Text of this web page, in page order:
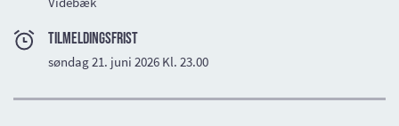
TILMELDINGSFRIST
søndag 21. juni 2026 Kl. 23.00